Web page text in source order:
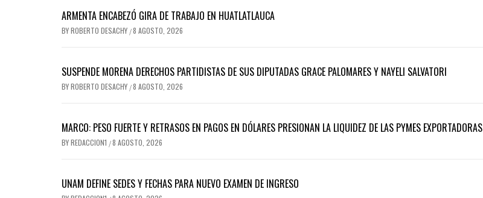
ARMENTA ENCABEZÓ GIRA DE TRABAJO EN HUATLATLAUCA
BYROBERTO DESACHY /8 AGOSTO, 2026
SUSPENDE MORENA DERECHOS PARTIDISTAS DE SUS DIPUTADAS GRACE PALOMARES Y NAYELI SALVATORI
BYROBERTO DESACHY /8 AGOSTO, 2026
MARCO: PESO FUERTE Y RETRASOS EN PAGOS EN DÓLARES PRESIONAN LA LIQUIDEZ DE LAS PYMES EXPORTADORAS
BYREDACCION1 /8 AGOSTO, 2026
UNAM DEFINE SEDES Y FECHAS PARA NUEVO EXAMEN DE INGRESO